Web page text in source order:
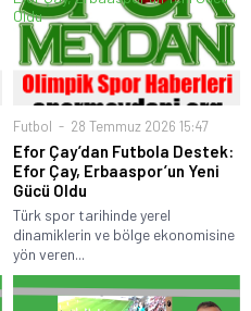
Futbol 28 Temmuz 2026 15:47
Efor Çay’dan Futbola Destek:
Efor Çay, Erbaaspor’un Yeni
Gücü Oldu
Türk spor tarihinde yerel
dinamiklerin ve bölge ekonomisine
yön veren...